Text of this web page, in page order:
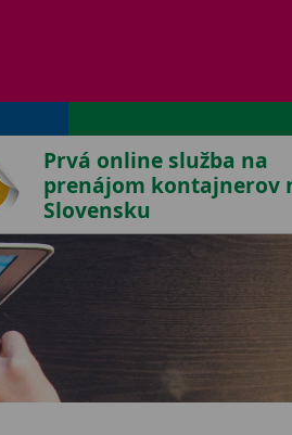
Prvá online služba na
prenájom kontajnerov
Slovensku